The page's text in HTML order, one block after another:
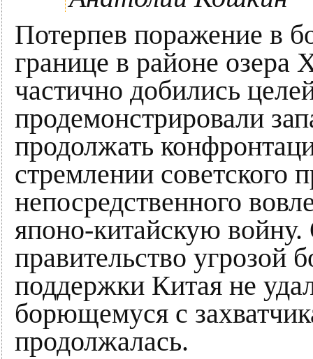
Потерпев поражение в
границе в районе озера
частично добились
продемонстрировали
продолжать
стремлении советского
непосредственного
японо-китайскую войну.
правительство угрозой
поддержки Китая не
борющемуся с
продолжалась.